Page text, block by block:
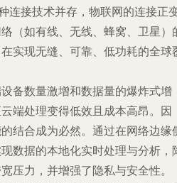
连接技术并存，物联网的连接正
（如有线、无线、蜂窝、卫星）
实现无缝、可靠、低功耗的全球
设备数量激增和数据量的爆炸式增
端处理变得低效且成本高昂。因
结合成为必然。通过在网络边缘
数据的本地化实时处理与分析，
压力，并增强了隐私与安全性。